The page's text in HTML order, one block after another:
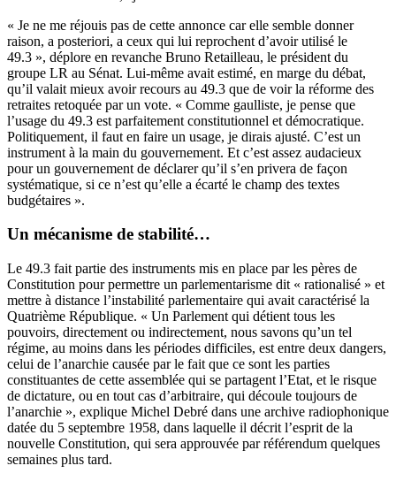
« Je ne me réjouis pas de cette annonce car elle semble donner
raison, a posteriori, a ceux qui lui reprochent d’avoir utilisé le
49.3 », déplore en revanche Bruno Retailleau, le président du
groupe LR au Sénat. Lui-même avait estimé, en marge du débat,
qu’il valait mieux avoir recours au 49.3 que de voir la réforme des
retraites retoquée par un vote. « Comme gaulliste, je pense que
l’usage du 49.3 est parfaitement constitutionnel et démocratique.
Politiquement, il faut en faire un usage, je dirais ajusté. C’est un
instrument à la main du gouvernement. Et c’est assez audacieux
pour un gouvernement de déclarer qu’il s’en privera de façon
systématique, si ce n’est qu’elle a écarté le champ des textes
budgétaires ».
Un mécanisme de stabilité…
Le 49.3 fait partie des instruments mis en place par les pères de
Constitution pour permettre un parlementarisme dit « rationalisé » et
mettre à distance l’instabilité parlementaire qui avait caractérisé la
Quatrième République. « Un Parlement qui détient tous les
pouvoirs, directement ou indirectement, nous savons qu’un tel
régime, au moins dans les périodes difficiles, est entre deux dangers,
celui de l’anarchie causée par le fait que ce sont les parties
constituantes de cette assemblée qui se partagent l’Etat, et le risque
de dictature, ou en tout cas d’arbitraire, qui découle toujours de
l’anarchie », explique Michel Debré dans une archive radiophonique
datée du 5 septembre 1958, dans laquelle il décrit l’esprit de la
nouvelle Constitution, qui sera approuvée par référendum quelques
semaines plus tard.